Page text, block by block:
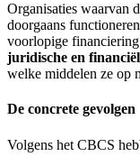
Organisaties waarvan
doorgaans
voorlopige
juridische en
welke middelen ze op
De concrete gevolgen
Volgens het CBCS